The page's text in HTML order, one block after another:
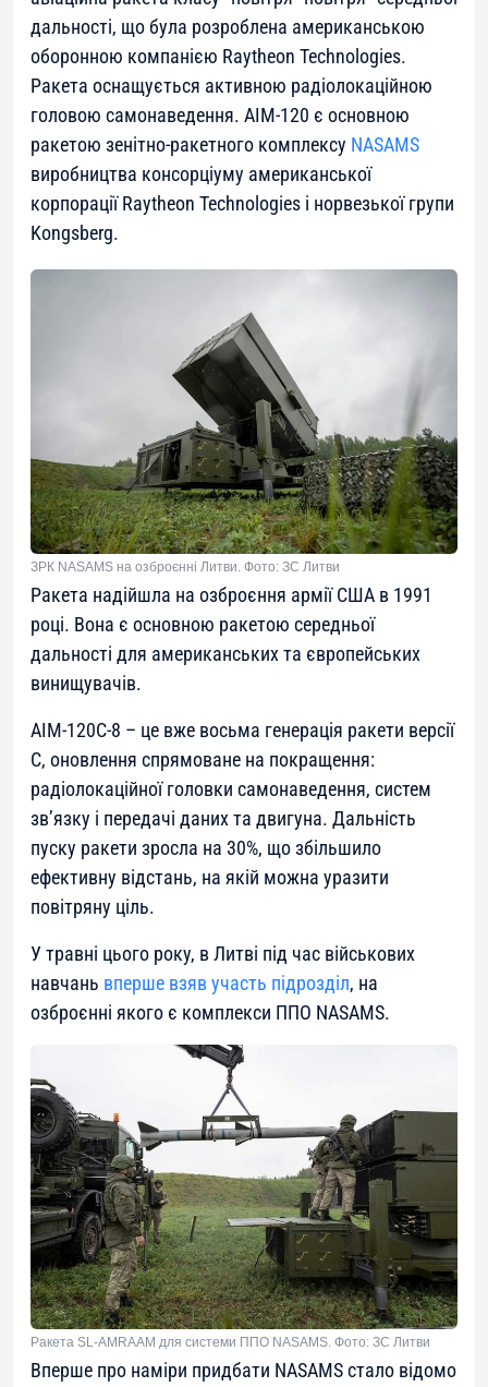
дальності, що була розроблена американською
оборонною компанією Raytheon Technologies.
Ракета оснащується активною радіолокаційною
головою самонаведення. AIM-120 є основною
ракетою зенітно-ракетного комплексу NASAMS
виробництва консорціуму американської
корпорації Raytheon Technologies і норвезької групи
Kongsberg.
ЗРК NASAMS на озброєнні Литви. Фото: ЗС Литви
Ракета надійшла на озброєння армії США в 1991
році. Вона є основною ракетою середньої
дальності для американських та європейських
винищувачів.
AIM-120C-8 – це вже восьма генерація ракети версії
С, оновлення спрямоване на покращення:
радіолокаційної головки самонаведення, систем
зв’язку і передачі даних та двигуна. Дальність
пуску ракети зросла на 30%, що збільшило
ефективну відстань, на якій можна уразити
повітряну ціль.
У травні цього року, в Литві під час військових
навчань вперше взяв участь підрозділ, на
озброєнні якого є комплекси ППО NASAMS.
Ракета SL-AMRAAM для системи ППО NASAMS. Фото: ЗС Литви
Вперше про наміри придбати NASAMS стало відомо